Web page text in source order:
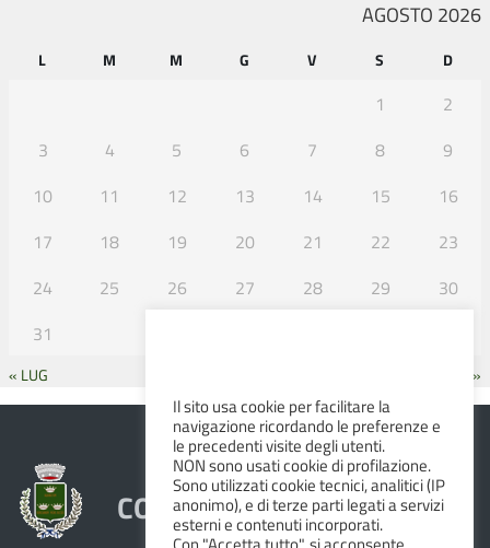
AGOSTO 2026
L M M G V S D
1
2
3
4 5 6 7 8
9
10
11 12 13 14 15
16
17
18 19 20 21 22
23
24
25 26 27 28 29
30
31
« LUG SET »
COMUNE DI ALBINEA
Il sito usa cookie per facilitare la
navigazione ricordando le preferenze e
le precedenti visite degli utenti.
NON sono usati cookie di profilazione.
Sono utilizzati cookie tecnici, analitici (IP
anonimo), e di terze parti legati a servizi
esterni e contenuti incorporati.
Con "Accetta tutto", si acconsente